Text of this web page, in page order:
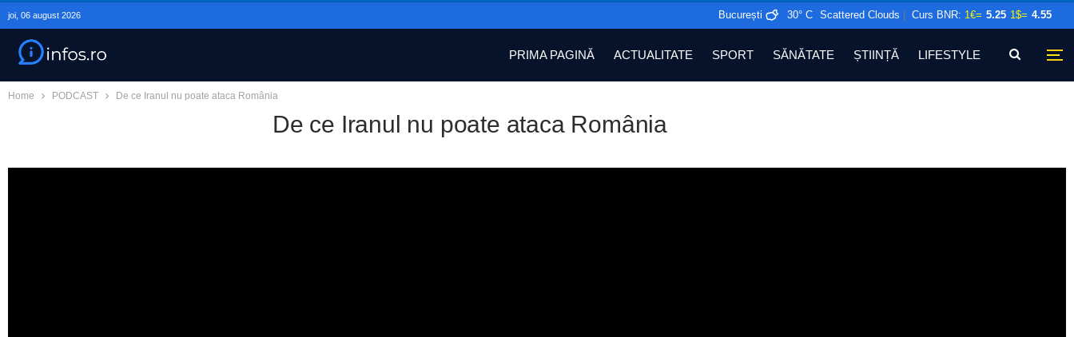
joi, 06 august 2026 București 30° C Scattered Clouds |Curs BNR: 1€= 5.25 1$= 4.55
PRIMA PAGINĂ ACTUALITATE SPORT SĂNĂTATE ȘTIINȚĂ LIFESTYLE
Home PODCAST De ce Iranul nu poate ataca România
De ce Iranul nu poate ataca România